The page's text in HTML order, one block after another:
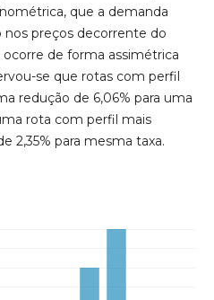
que a demanda
preços decorrente do
de forma assimétrica
se que rotas com perfil
redução de 6,06% para uma
rota com perfil mais
2,35% para mesma taxa.